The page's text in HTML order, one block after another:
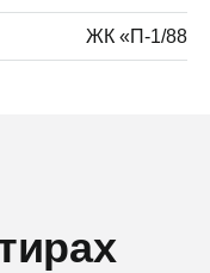
ЖК «П-1/88